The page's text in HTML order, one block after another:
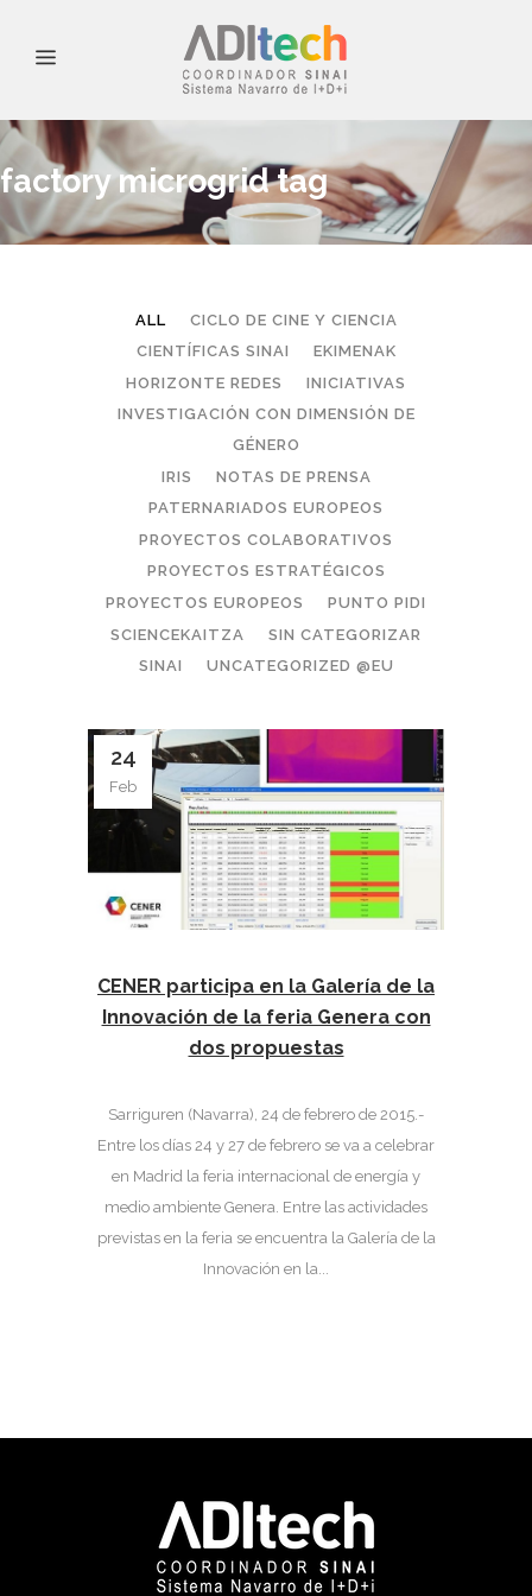
factory microgrid tag
ALL
CICLO DE CINE Y CIENCIA
CIENTÍFICAS SINAI
EKIMENAK
HORIZONTE REDES
INICIATIVAS
INVESTIGACIÓN CON DIMENSIÓN DE
GÉNERO
IRIS
NOTAS DE PRENSA
PATERNARIADOS EUROPEOS
PROYECTOS COLABORATIVOS
PROYECTOS ESTRATÉGICOS
PROYECTOS EUROPEOS
PUNTO PIDI
SCIENCEKAITZA
SIN CATEGORIZAR
SINAI
UNCATEGORIZED @EU
24
Feb
CENER participa en la Galería de la
Innovación de la feria Genera con
dos propuestas
Sarriguren (Navarra), 24 de febrero de 2015.-
Entre los días 24 y 27 de febrero se va a celebrar
en Madrid la feria internacional de energía y
medio ambiente Genera. Entre las actividades
previstas en la feria se encuentra la Galería de la
Innovación en la...